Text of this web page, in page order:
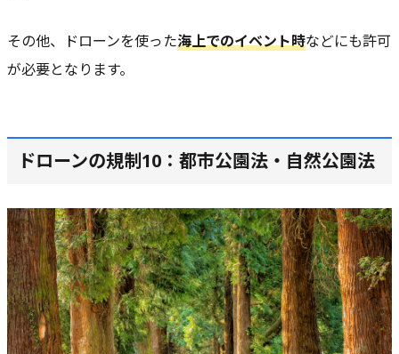
その他、 ドローンを使った海上でのイベント時などにも許可
が必要となります。
ドローンの規制10：都市公園法・自然公園法